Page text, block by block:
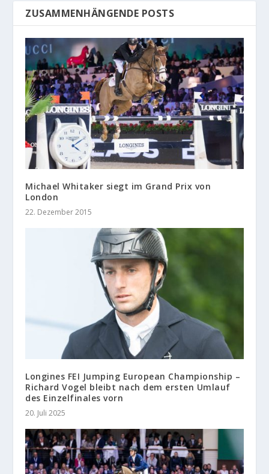
ZUSAMMENHÄNGENDE POSTS
Michael Whitaker siegt im Grand Prix von
London
22. Dezember 2015
Longines FEI Jumping European Championship –
Richard Vogel bleibt nach dem ersten Umlauf
des Einzelfinales vorn
20. Juli 2025